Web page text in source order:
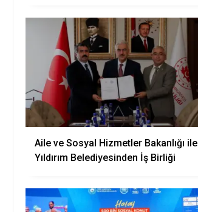
Aile ve Sosyal Hizmetler Bakanlığı ile
Yıldırım Belediyesinden İş Birliği